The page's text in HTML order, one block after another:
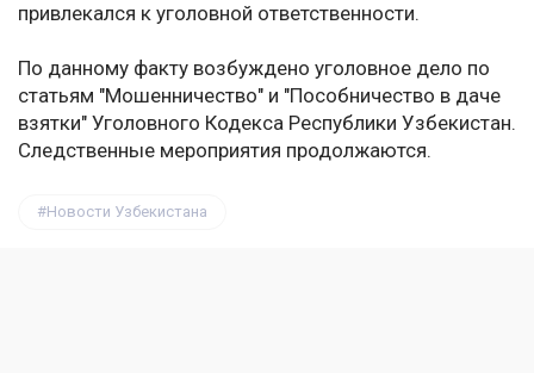
привлекался к уголовной ответственности.
По данному факту возбуждено уголовное дело по
статьям "Мошенничество" и "Пособничество в даче
взятки" Уголовного Кодекса Республики Узбекистан.
Следственные мероприятия продолжаются.
Новости Узбекистана